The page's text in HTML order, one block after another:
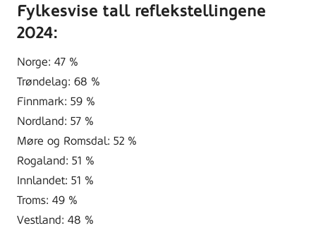
Fylkesvise tall reflekstellingene
2024:
Norge: 47 %
Trøndelag: 68 %
Finnmark: 59 %
Nordland: 57 %
Møre og Romsdal: 52 %
Rogaland: 51 %
Innlandet: 51 %
Troms: 49 %
Vestland: 48 %